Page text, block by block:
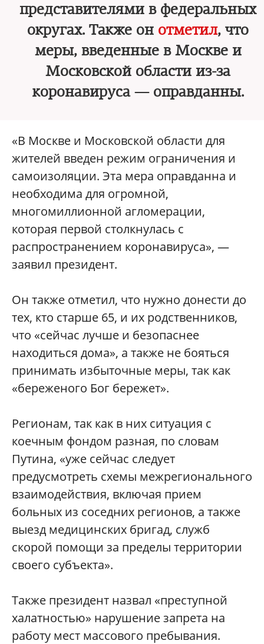
представителями в федеральных
округах. Также он отметил, что
меры, введенные в Москве и
Московской области из-за
коронавируса — оправданны.
«В Москве и Московской области для
жителей введен режим ограничения и
самоизоляции. Эта мера оправданна и
необходима для огромной,
многомиллионной агломерации,
которая первой столкнулась с
распространением коронавируса», —
заявил президент.
Он также отметил, что нужно донести до
тех, кто старше 65, и их родственников,
что «сейчас лучше и безопаснее
находиться дома», а также не бояться
принимать избыточные меры, так как
«береженого Бог бережет».
Регионам, так как в них ситуация с
коечным фондом разная, по словам
Путина, «уже сейчас следует
предусмотреть схемы межрегионального
взаимодействия, включая прием
больных из соседних регионов, а также
выезд медицинских бригад, служб
скорой помощи за пределы территории
своего субъекта».
Также президент назвал «преступной
халатностью» нарушение запрета на
работу мест массового пребывания.